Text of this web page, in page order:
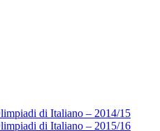
di Italiano – 2014/15
di Italiano – 2015/16